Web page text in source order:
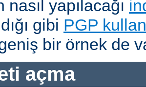
nasıl yapılacağı
gibi PGP
bir örnek de
açma